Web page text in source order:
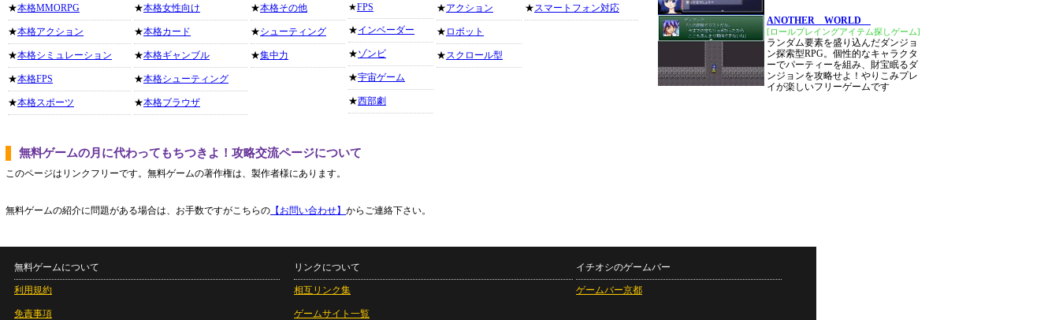
★本格MMORPG
★本格アクション
★本格シミュレーション
★本格FPS
★本格スポーツ
★本格女性向け
★本格カード
★本格ギャンブル
★本格シューティング
★本格ブラウザ
★本格その他
★シューティング
★集中力
★FPS
★インベーダー
★ゾンビ
★宇宙ゲーム
★西部劇
★アクション
★ ロボット
★スクロール型
★スマートフォン対応
無料ゲームの月に代わってもちつきよ！攻略交流ページについて
このページはリンクフリーです。無料ゲームの著作権は、製作者様にあります。
無料ゲームの紹介に問題がある場合は、お手数ですがこちらの 【お問い合わせ】 からご連絡下さい。
ANOTHER WORLD
[ロールプレイングアイテム探しゲーム]
ランダム要素を盛り込んだダンジョ
ン探索型RPG。個性的なキャラクタ
ーでパーティーを組み、財宝眠るダ
ンジョンを攻略せよ！やりこみプレ
イが楽しいフリーゲームです
無料ゲームについて
利用規約
免責事項
リンクについて
相互リンク集
ゲームサイト一覧
イチオシのゲームバー
ゲームバー京都